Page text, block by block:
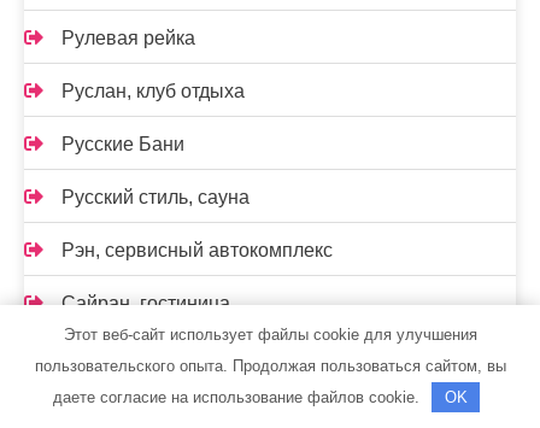
Рулевая рейка
Руслан, клуб отдыха
Русские Бани
Русский стиль, сауна
Рэн, сервисный автокомплекс
Сайран, гостиница
Светлана и Я, сауна
Этот веб-сайт использует файлы cookie для улучшения
пользовательского опыта. Продолжая пользоваться сайтом, вы
даете согласие на использование файлов cookie.
OK